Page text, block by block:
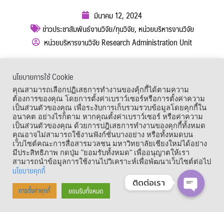
มีนาคม 12, 2024
ข่าวประชาสัมพันธ์งานวิจัย/ทุนวิจัย, หน่วยบริหารงานวิจัย
หน่วยบริหารงานวิจัย Research Administration Unit
เมนูลัด
Copyright © 1964 – 2021 Faculty of Mass Communication, Chiang Mai
University. All Rights Reserved.
นโยบายการใช้ Cookie
คุณสามารถเลือกปฏิเสธการทำงานของคุ้กกี้ได้ตามความ
ต้องการของคุณ โดยการตั้งค่าเบราว์เซอร์หรือการตั้งค่าความ
เป็นส่วนตัวของคุณ เพื่อระงับการเก็บรวมรวบข้อมูลโดยคุกกี้ใน
อนาคต อย่างไรก็ตาม หากคุณตั้งค่าเบราว์เซอร์ หรือค่าความ
เป็นส่วนตัวของคุณ ด้วยการปฎิเสธการทำงานของคุกกี้ทั้งหมด
คุณอาจไม่สามารถใช้งานฟังก์ชั่นบางอย่าง หรือทั้งหมดบน
เว็บไซต์คณะการสื่อสารมวลชน มหาวิทยาลัยเชียงใหม่ได้อย่าง
มีประสิทธิภาพ กดปุ่ม "ยอมรับทั้งหมด" เพื่ออนุญาตให้เรา
สามารถนำข้อมูลการใช้งานไปวิเคราะห์เพื่อพัฒนาเว็บไซต์ต่อไป
นโยบายคุกกี้
การตั้งค่าคุกกี้ ยอมรับทั้งหมด
ติดต่อเรา
OPEN